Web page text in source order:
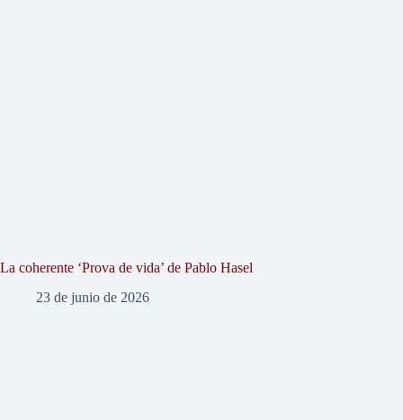
La coherente ‘Prova de vida’ de Pablo Hasel
23 de junio de 2026